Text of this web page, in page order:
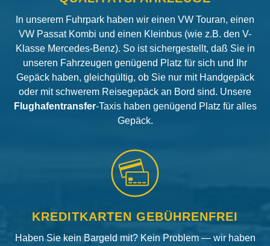
In unserem Fuhrpark haben wir einen VW Touran, einen
VW Passat Kombi und einen Kleinbus (wie z.B. den V-
Klasse Mercedes-Benz). So ist sichergestellt, daß Sie in
unseren Fahrzeugen genügend Platz für sich und Ihr
Gepäck haben, gleichgültig, ob Sie nur mit Handgepäck
oder mit schwerem Reisegepäck an Bord sind. Unsere
Flughafentransfer-Taxis haben genügend Platz für alles
Gepäck.
KREDITKARTEN GEBÜHRENFREI
Haben Sie kein Bargeld mit? Kein Problem — wir haben